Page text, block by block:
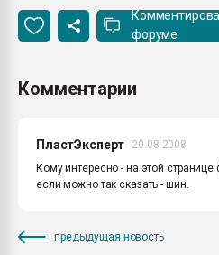
форуме
Комментарии
ПластЭксперт
20.08.2008
Кому интересно - на этой странице
если можно так сказать - шин.
предыдущая новость